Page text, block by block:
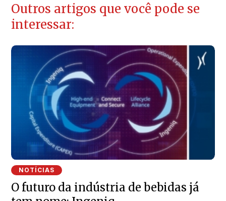
Outros artigos que você pode se
interessar:
NOTÍCIAS
O futuro da indústria de bebidas já